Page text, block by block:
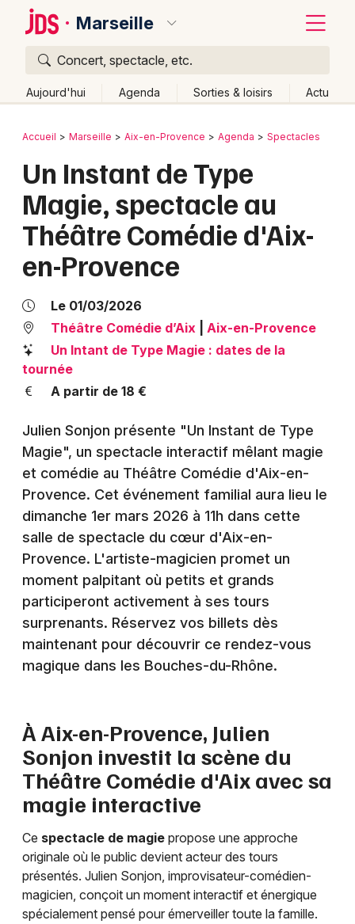
Marseille
Concert, spectacle, etc.
Aujourd'hui Agenda Sorties & loisirs Actu
Publier un événement
Grands événements
Activité & Expérience
Manifestations
Foires & salons
Spectacles
Concerts
Sports
Soirées
Sorties famille
Expos
Sorties & loisirs
Spectacles dans les Bouches du Rhône
Newsletter des sorties
Actus à Marseille
Magazine à Marseille
Bordeaux
Colmar
Lille
Lyon
Marseille
Mulhouse
Montpellier
Nantes
Nice
Paris
Strasbourg
Toulouse
Toutes les villes
Retour
Accueil Marseille Aix-en-Provence Agenda Spectacles
Un Instant de Type
Magie, spectacle au
Théâtre Comédie d'Aix-
en-Provence
Le 01/03/2026
Théâtre Comédie d’Aix
Aix-en-Provence
Un Intant de Type Magie : dates de la
tournée
A partir de 18 €
Julien Sonjon présente "Un Instant de Type
Magie", un spectacle interactif mêlant magie
et comédie au Théâtre Comédie d'Aix-en-
Provence. Cet événement familial aura lieu le
dimanche 1er mars 2026 à 11h dans cette
salle de spectacle du cœur d'Aix-en-
Provence. L'artiste-magicien promet un
moment palpitant où petits et grands
participeront activement à ses tours
surprenants. Réservez vos billets dès
maintenant pour découvrir ce rendez-vous
magique dans les Bouches-du-Rhône.
À Aix-en-Provence, Julien
Sonjon investit la scène du
Théâtre Comédie d'Aix avec sa
magie interactive
Ce spectacle de magie propose une approche
originale où le public devient acteur des tours
présentés. Julien Sonjon, improvisateur-comédien-
magicien, conçoit un moment interactif et énergique
spécialement pensé pour émerveiller toute la famille.
Quoi ?
Où ?
Provence-Alpes-Côte-d'Azur
Partout
Près de moi
Changer de lieu
Quand ?
Effacer les dates
Aujourd'hui